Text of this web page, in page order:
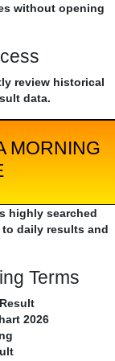
without opening
review historical
data.
MORNING
highly searched
daily results and
Terms
2026